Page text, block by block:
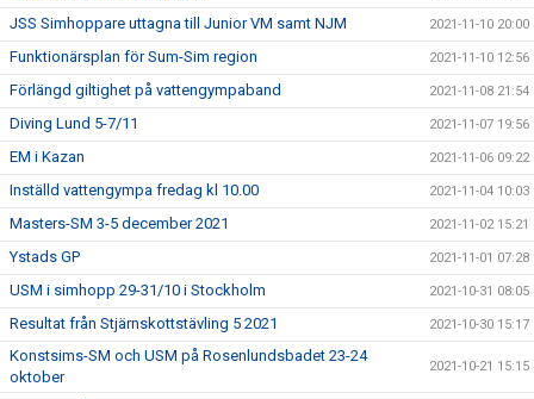
JSS Simhoppare uttagna till Junior VM samt NJM 2021-11-10 20:00
Funktionärsplan för Sum-Sim region 2021-11-10 12:56
Förlängd giltighet på vattengympaband 2021-11-08 21:54
Diving Lund 5-7/11 2021-11-07 19:56
EM i Kazan 2021-11-06 09:22
Inställd vattengympa fredag kl 10.00 2021-11-04 10:03
Masters-SM 3-5 december 2021 2021-11-02 15:21
Ystads GP 2021-11-01 07:28
USM i simhopp 29-31/10 i Stockholm 2021-10-31 08:05
Resultat från Stjärnskottstävling 5 2021 2021-10-30 15:17
Konstsims-SM och USM på Rosenlundsbadet 23-24
oktober
2021-10-21 15:15